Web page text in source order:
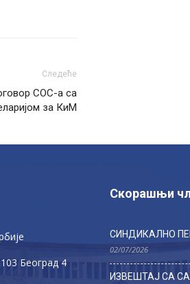
Следеће
СОС-а са
за КиМ
Београд 4
Скорашњи
СИНДИКАЛНО
02/07/2026
ИЗВЕШТАЈ СА